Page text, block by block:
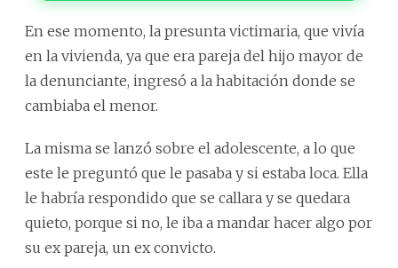
En ese momento, la presunta victimaria, que vivía
en la vivienda, ya que era pareja del hijo mayor de
la denunciante, ingresó a la habitación donde se
cambiaba el menor.
La misma se lanzó sobre el adolescente, a lo que
este le preguntó que le pasaba y si estaba loca. Ella
le habría respondido que se callara y se quedara
quieto, porque si no, le iba a mandar hacer algo por
su ex pareja, un ex convicto.